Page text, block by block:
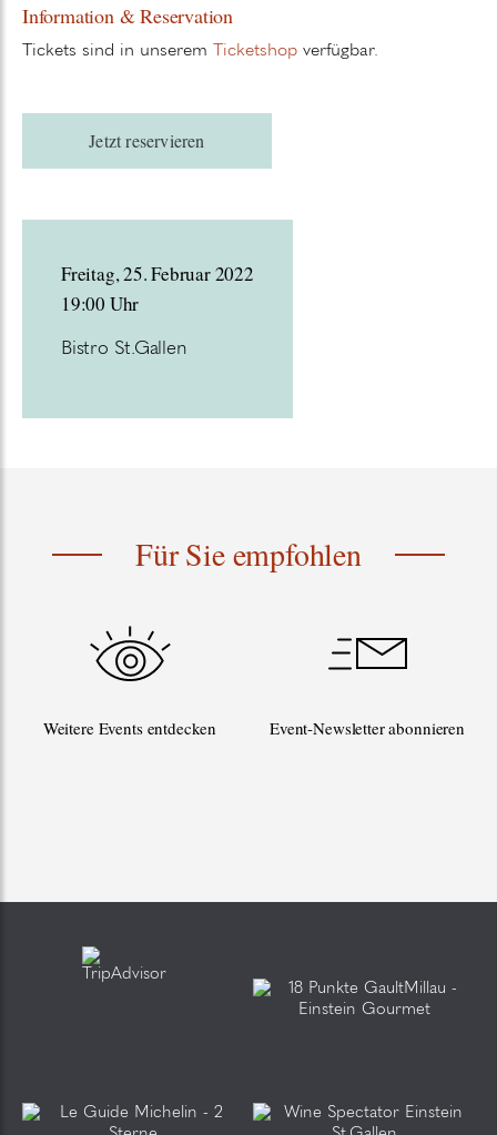
Information & Reservation
Tickets sind in unserem Ticketshop verfügbar.
Jetzt reservieren
Freitag, 25. Februar 2022
19:00 Uhr
Bistro St.Gallen
Für Sie empfohlen
Weitere Events entdecken Event-Newsletter abonnieren